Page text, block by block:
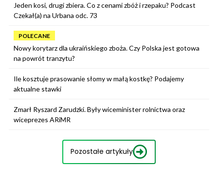
Jeden kosi, drugi zbiera. Co z cenami zbóż i rzepaku? Podcast
Czekał(a) na Urbana odc. 73
POLECANE
Nowy korytarz dla ukraińskiego zboża. Czy Polska jest gotowa
na powrót tranzytu?
Ile kosztuje prasowanie słomy w małą kostkę? Podajemy
aktualne stawki
Zmarł Ryszard Zarudzki. Były wiceminister rolnictwa oraz
wiceprezes ARiMR
Pozostałe artykuły